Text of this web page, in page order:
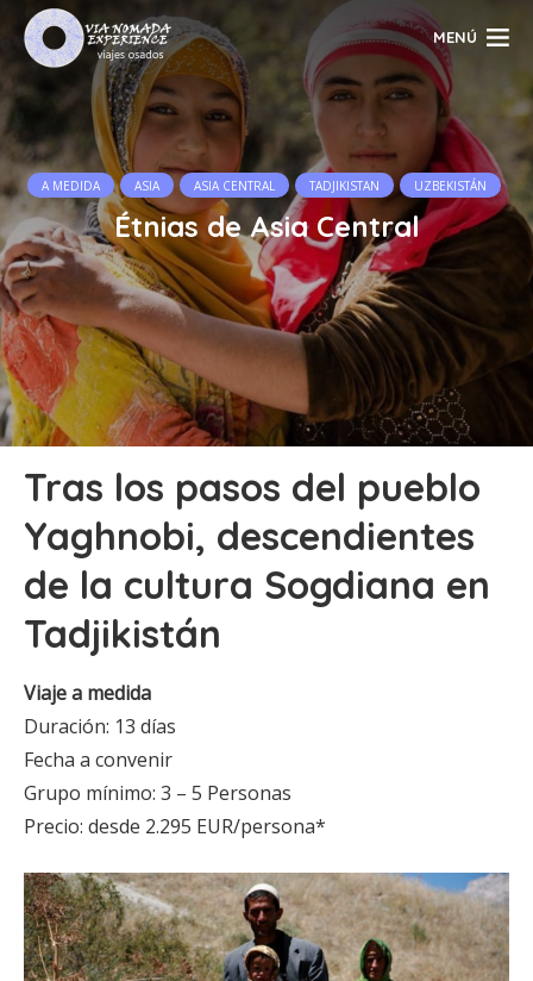
MENÚ
A MEDIDA ASIA ASIA CENTRAL TADJIKISTAN UZBEKISTÁN
Étnias de Asia Central
Tras los pasos del pueblo
Yaghnobi, descendientes
de la cultura Sogdiana en
Tadjikistán
Viaje a medida
Duración: 13 días
Fecha a convenir
Grupo mínimo: 3 – 5 Personas
Precio: desde 2.295 EUR/persona*